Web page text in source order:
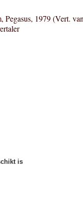
Pegasus, 1979 (Vert.
is